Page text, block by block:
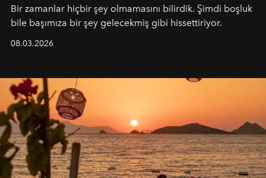
Bir zamanlar hiçbir şey olmamasını bilirdik. Şimdi boşluk
bile başımıza bir şey gelecekmiş gibi hissettiriyor.
08.03.2026